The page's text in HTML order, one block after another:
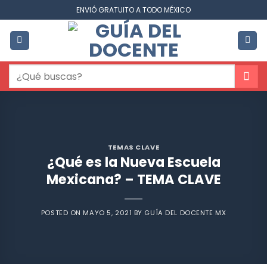
al
contenido
ENVIÓ GRATUITO A TODO MÉXICO
Buscar
por:
TEMAS CLAVE
¿Qué es la Nueva Escuela
Mexicana? – TEMA CLAVE
POSTED ON MAYO 5, 2021 BY GUÍA DEL DOCENTE MX